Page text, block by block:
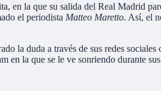
en la que su salida del Real Madrid
el periodista Matteo Maretto. Así, el
la duda a través de sus redes
en la que se le ve sonriendo durante